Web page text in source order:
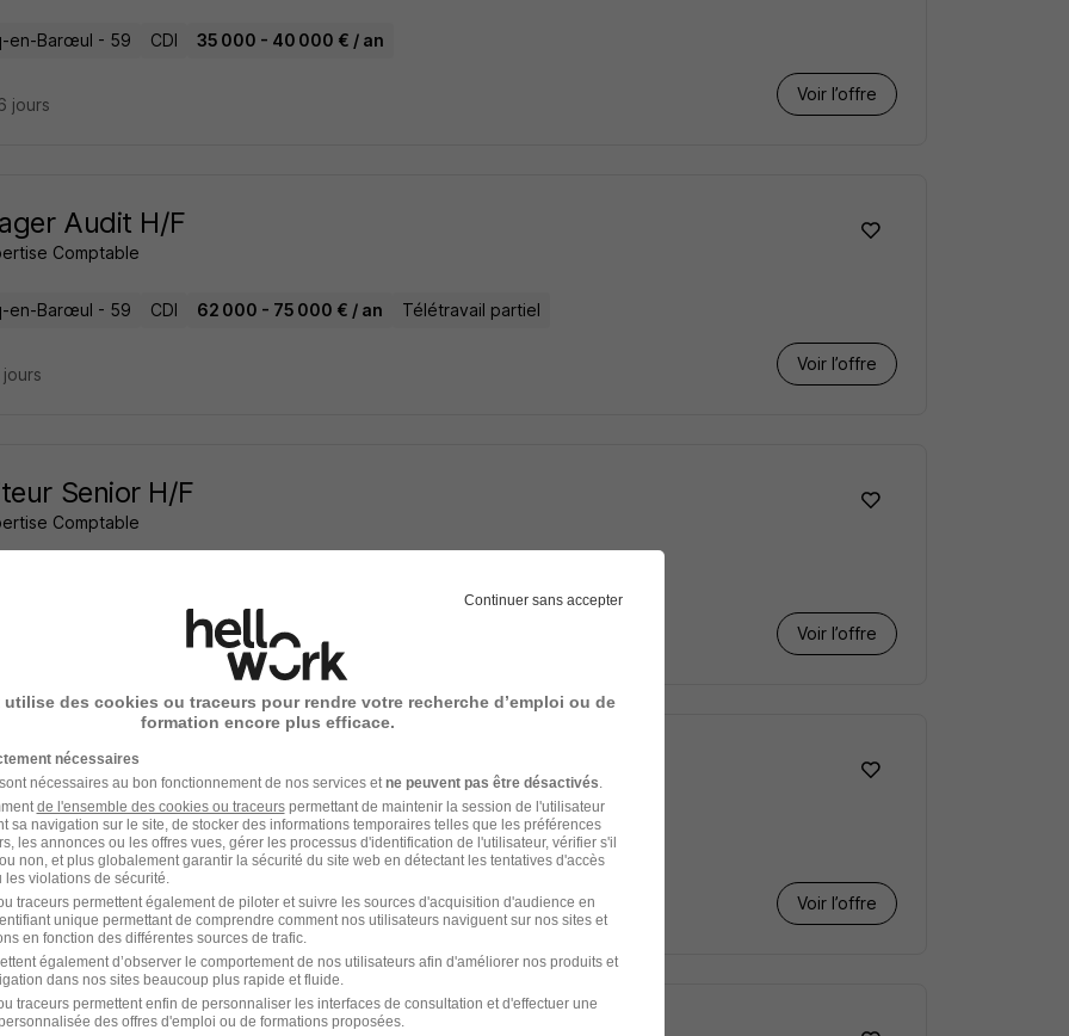
en-Barœul - 59 CDI 35 000 - 40 000 € / an
Voir l’offre
jours
Audit H/F
Comptable
en-Barœul - 59 CDI 62 000 - 75 000 € / an Télétravail partiel
Voir l’offre
Senior H/F
Comptable
Voir l’offre
Ess Senior H/F
en-Barœul - 59 CDI Télétravail partiel
Voir l’offre
heures
Continuer sans accepter
utilise des cookies ou traceurs pour rendre votre recherche d’emploi ou de
formation encore plus efficace.
nécessaires
nécessaires au bon fonctionnement de nos services et ne peuvent pas être désactivés
de l'ensemble des cookies ou traceurspermettant de maintenir la session de l'utilisateur
sa navigation sur le site, de stocker des informations temporaires telles que les préférences
les annonces ou les offres vues, gérer les processus d'identification de l'utilisateur, vérifier s'il
non, et plus globalement garantir la sécurité du site web en détectant les tentatives d'accès
violations de sécurité.
traceurs permettent également de piloter et suivre les sources d'acquisition d'audience en
unique permettant de comprendre comment nos utilisateurs naviguent sur nos sites et
en fonction des différentes sources de trafic.
également d’observer le comportement de nos utilisateurs afin d'améliorer nos produits et
dans nos sites beaucoup plus rapide et fluide.
traceurs permettent enfin de personnaliser les interfaces de consultation et d'effectuer une
des offres d'emploi ou de formations proposées.